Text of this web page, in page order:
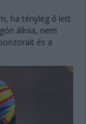
ha tényleg ő lett
állnia, nem
és a